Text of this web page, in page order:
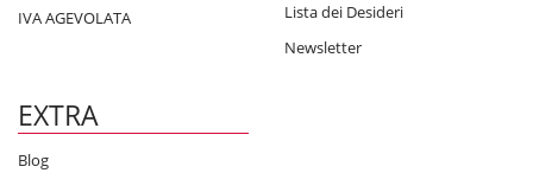
IVA AGEVOLATA
Lista dei Desideri
Newsletter
EXTRA
Blog